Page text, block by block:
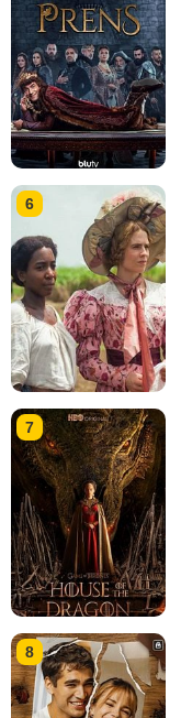
6
7
8